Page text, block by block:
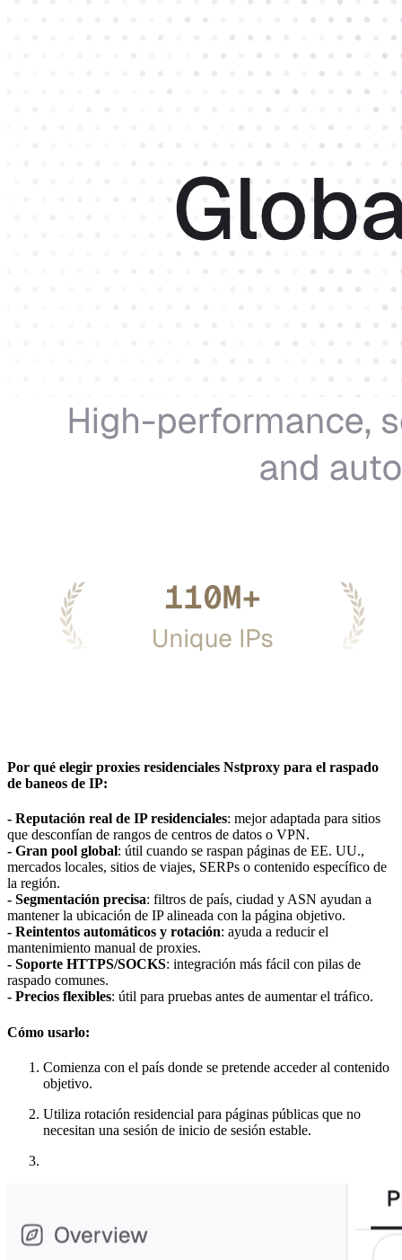
Por qué elegir proxies residenciales Nstproxy para el raspado
de baneos de IP:
- Reputación real de IP residenciales: mejor adaptada para sitios
que desconfían de rangos de centros de datos o VPN.
- Gran pool global: útil cuando se raspan páginas de EE. UU.,
mercados locales, sitios de viajes, SERPs o contenido específico de
la región.
- Segmentación precisa: filtros de país, ciudad y ASN ayudan a
mantener la ubicación de IP alineada con la página objetivo.
- Reintentos automáticos y rotación: ayuda a reducir el
mantenimiento manual de proxies.
- Soporte HTTPS/SOCKS: integración más fácil con pilas de
raspado comunes.
- Precios flexibles: útil para pruebas antes de aumentar el tráfico.
Cómo usarlo:
Comienza con el país donde se pretende acceder al contenido
objetivo.
Utiliza rotación residencial para páginas públicas que no
necesitan una sesión de inicio de sesión estable.